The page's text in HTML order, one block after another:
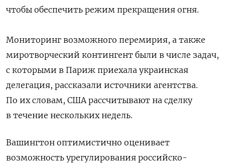
чтобы обеспечить режим прекращения огня.
Мониторинг возможного перемирия, а также
миротворческий контингент были в числе задач,
с которыми в Париж приехала украинская
делегация, рассказали источники агентства.
По их словам, США рассчитывают на сделку
в течение нескольких недель.
Вашингтон оптимистично оценивает
возможность урегулирования российско-